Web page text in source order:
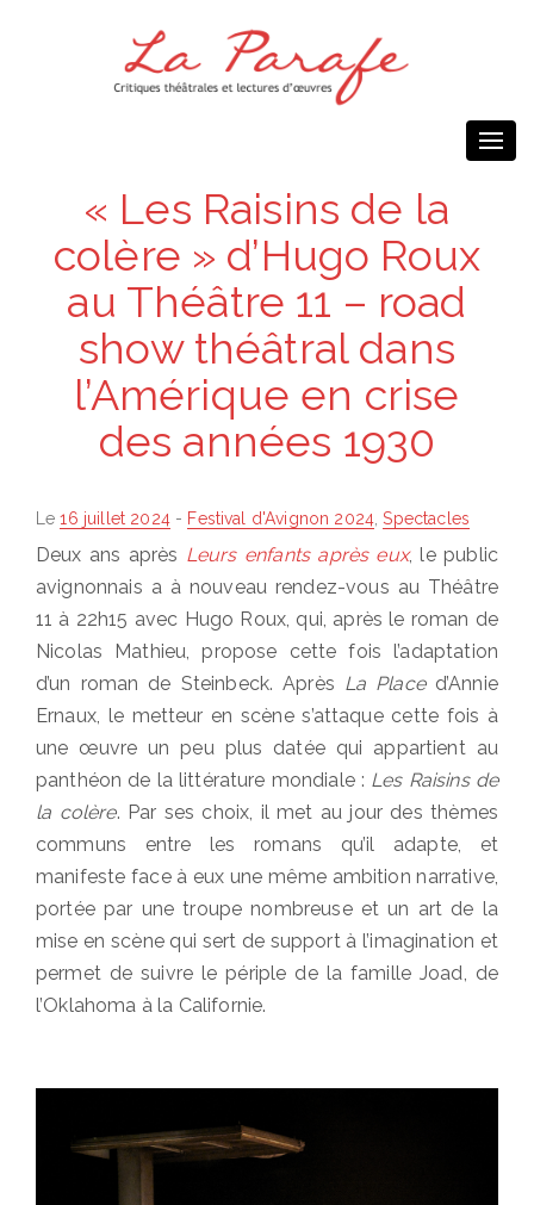
« Les Raisins de la
colère » d’Hugo Roux
au Théâtre 11 – road
show théâtral dans
l’Amérique en crise
des années 1930
LePosted
16 juillet 2024- Festival d'Avignon 2024 ,Spectacles
Deux ans après Leurs enfants après eux, le public
avignonnais a à nouveau rendez-vous au Théâtre
11 à 22h15 avec Hugo Roux, qui, après le roman de
Nicolas Mathieu, propose cette fois l’adaptation
d’un roman de Steinbeck. Après La Place d’Annie
Ernaux, le metteur en scène s’attaque cette fois à
une œuvre un peu plus datée qui appartient au
panthéon de la littérature mondiale : Les Raisins de
la colère. Par ses choix, il met au jour des thèmes
communs entre les romans qu’il adapte, et
manifeste face à eux une même ambition narrative,
portée par une troupe nombreuse et un art de la
mise en scène qui sert de support à l’imagination et
permet de suivre le périple de la famille Joad, de
l’Oklahoma à la Californie.